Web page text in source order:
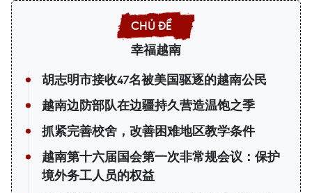
幸福越南
胡志明市接收47名被美国驱逐的越南公民
越南边防部队在边疆持久营造温饱之季
抓紧完善校舍，改善困难地区教学条件
越南第十六届国会第一次非常规会议：保护
境外务工人员的权益